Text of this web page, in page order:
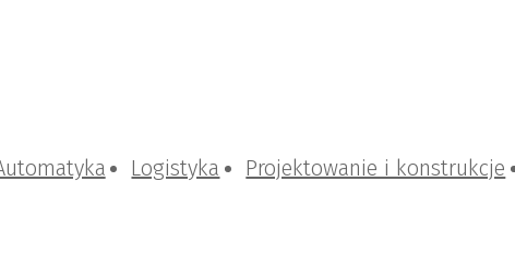
Logistyka Projektowanie i konstrukcje